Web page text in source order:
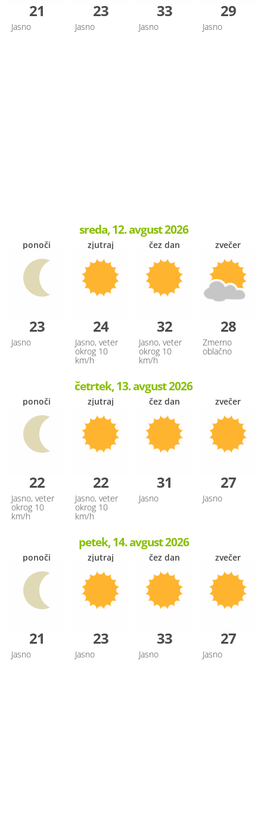
21
Jasno
23
Jasno
33
Jasno
29
Jasno
sreda, 12. avgust 2026
ponoči
23
Jasno
zjutraj
24
Jasno, veter
okrog 10
km/h
čez dan
32
Jasno, veter
okrog 10
km/h
zvečer
28
Zmerno
oblačno
četrtek, 13. avgust 2026
ponoči
22
Jasno, veter
okrog 10
km/h
zjutraj
22
Jasno, veter
okrog 10
km/h
čez dan
31
Jasno
zvečer
27
Jasno
petek, 14. avgust 2026
ponoči
21
Jasno
zjutraj
23
Jasno
čez dan
33
Jasno
zvečer
27
Jasno